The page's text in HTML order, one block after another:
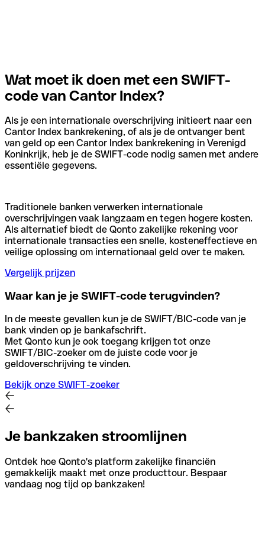
Wat moet ik doen met een SWIFT-
code van Cantor Index?
Als je een internationale overschrijving initieert naar een
Cantor Index bankrekening, of als je de ontvanger bent
van geld op een Cantor Index bankrekening in Verenigd
Koninkrijk, heb je de SWIFT-code nodig samen met andere
essentiële gegevens.
Traditionele banken verwerken internationale
overschrijvingen vaak langzaam en tegen hogere kosten.
Als alternatief biedt de Qonto zakelijke rekening voor
internationale transacties een snelle, kosteneffectieve en
veilige oplossing om internationaal geld over te maken.
Vergelijk prijzen
Waar kan je je SWIFT-code terugvinden?
In de meeste gevallen kun je de SWIFT/BIC-code van je
bank vinden op je bankafschrift.
Met Qonto kun je ook toegang krijgen tot onze
SWIFT/BIC-zoeker om de juiste code voor je
geldoverschrijving te vinden.
Bekijk onze SWIFT-zoeker
Je bankzaken stroomlijnen
Ontdek hoe Qonto's platform zakelijke financiën
gemakkelijk maakt met onze producttour. Bespaar
vandaag nog tijd op bankzaken!